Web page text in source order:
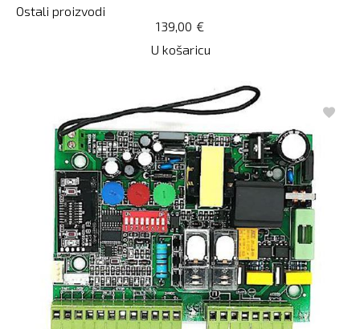
Ostali proizvodi
€
139,00
U košaricu